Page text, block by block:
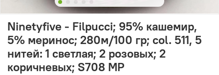
Ninetyfive - Filpucci; 95% кашемир,
5% меринос; 280м/100 гр; col. 511, 5
нитей: 1 светлая; 2 розовых; 2
коричневых; S708 MP